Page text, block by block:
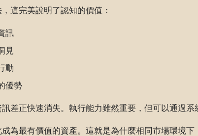
這完美說明了認知的價值：
訊
見
動
優勢
差正快速消失。執行能力雖然重要，但可以通過系
為最有價值的資產。這就是為什麼相同市場環境